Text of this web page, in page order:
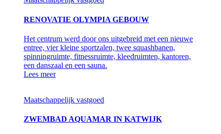
RENOVATIE OLYMPIA GEBOUW
Het centrum werd door ons uitgebreid met een nieuwe
entree, vier kleine sportzalen, twee squashbanen,
spinningruimte, fitnessruimte, kleedruimten, kantoren,
een danszaal en een sauna.
Lees meer
Maatschappelijk vastgoed
ZWEMBAD AQUAMAR IN KATWIJK